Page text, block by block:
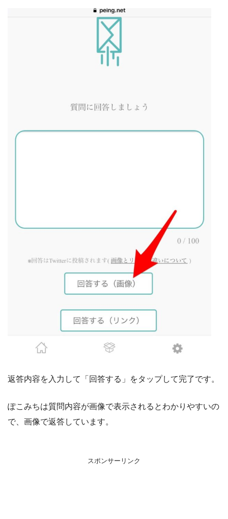
返答内容を入力して「回答する」をタップして完了です。
ぽこみちは質問内容が画像で表示されるとわかりやすいの
で、画像で返答しています。
スポンサーリンク